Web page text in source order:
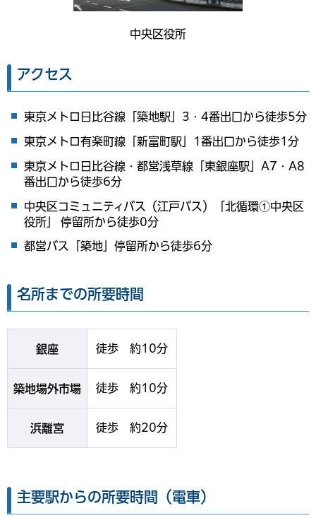
中央区役所
アクセス
東京メトロ日比谷線「築地駅」3・4番出口から徒歩5分
東京メトロ有楽町線「新富町駅」1番出口から徒歩1分
東京メトロ日比谷線・都営浅草線「東銀座駅」A7・A8
番出口から徒歩6分
中央区コミュニティバス（江戸バス）「北循環①中央区
役所」 停留所から徒歩0分
都営バス「築地」停留所から徒歩6分
名所までの所要時間
銀座 徒歩 約10分
築地場外市場 徒歩 約10分
浜離宮 徒歩 約20分
主要駅からの所要時間（電車）